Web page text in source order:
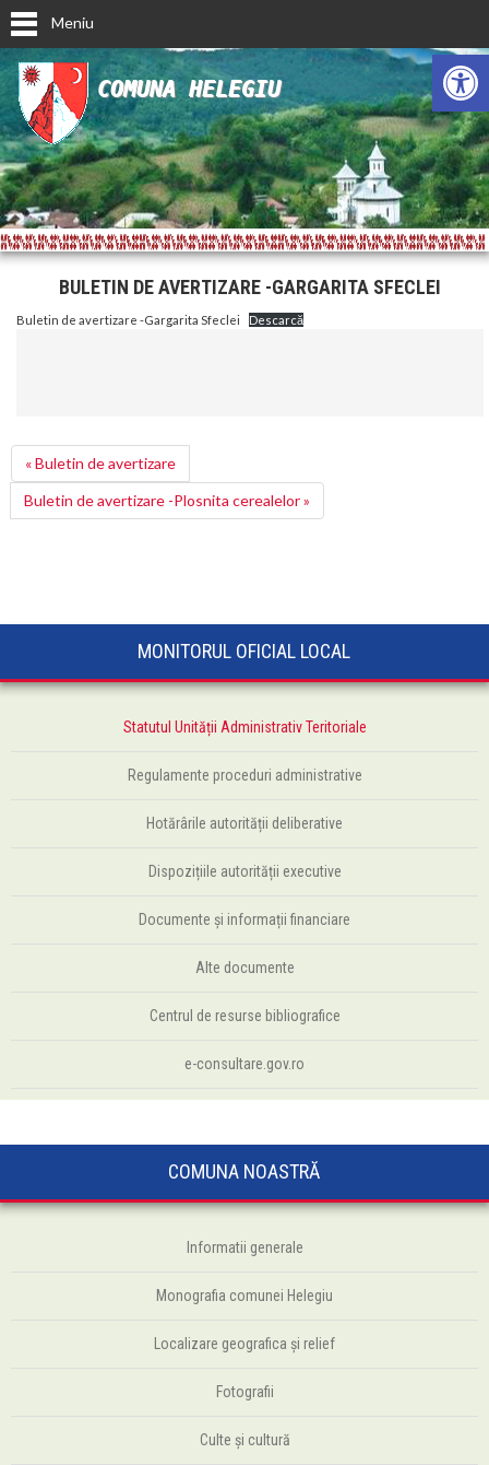
Deschide
Meniu
COMUNA HELEGIU
BULETIN DE AVERTIZARE -GARGARITA SFECLEI
Buletin de avertizare -Gargarita Sfeclei Descarcă
« Buletin de avertizare
Buletin de avertizare -Plosnita cerealelor »
MONITORUL OFICIAL LOCAL
Statutul Unității Administrativ Teritoriale
Regulamente proceduri administrative
Hotărârile autorității deliberative
Dispozițiile autorității executive
Documente și informații financiare
Alte documente
Centrul de resurse bibliografice
e-consultare.gov.ro
COMUNA NOASTRĂ
Informatii generale
Monografia comunei Helegiu
Localizare geografica și relief
Fotografii
Culte şi cultură